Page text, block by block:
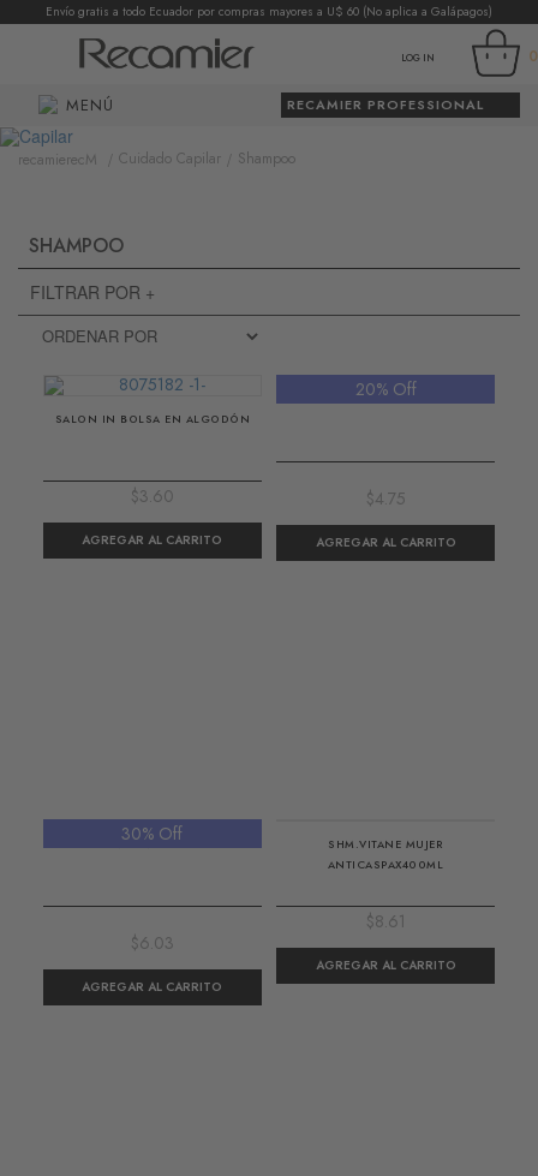
Envío gratis a todo Ecuador por compras mayores a U$ 60 (No aplica a Galápagos)
LOG IN 0
MENÚ RECAMIER PROFESSIONAL
recamierecM Cuidado Capilar Shampoo
SHAMPOO
FILTRAR POR +
SALON IN BOLSA EN ALGODÓN
$3.60
20% Off
SH MUSS KIDS RIZOS X 400ML
$4.75
30% Off
SHAMPOO VITANE PLATA X 400 ML
$6.03
SHM.VITANE MUJER
ANTICASPAX400ML
$8.61